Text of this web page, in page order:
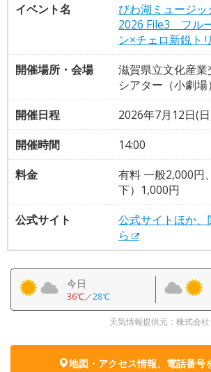
イベント名
びわ湖ミュージッ
2026 File3 フル
ン×チェロ新鋭ト
開催場所・会場
滋賀県立文化産
シアター（小劇場）
開催日程
2026年7月12日(
開催時間
14:00
料金
有料 一般2,000円
下）1,000円
公式サイト
公式サイトほか
ら
今日
36℃／28℃
天気情報提供元：株式会
地図・アクセス情報、電話番号